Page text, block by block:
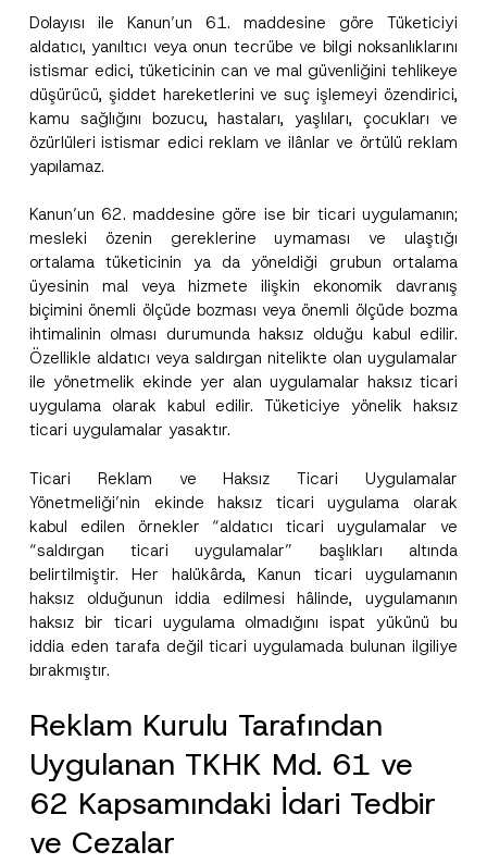
Dolayısı ile Kanun’un 61. maddesine göre Tüketiciyi
aldatıcı, yanıltıcı veya onun tecrübe ve bilgi noksanlıklarını
istismar edici, tüketicinin can ve mal güvenliğini tehlikeye
düşürücü, şiddet hareketlerini ve suç işlemeyi özendirici,
kamu sağlığını bozucu, hastaları, yaşlıları, çocukları ve
özürlüleri istismar edici reklam ve ilânlar ve örtülü reklam
yapılamaz.
Kanun’un 62. maddesine göre ise bir ticari uygulamanın;
mesleki özenin gereklerine uymaması ve ulaştığı
ortalama tüketicinin ya da yöneldiği grubun ortalama
üyesinin mal veya hizmete ilişkin ekonomik davranış
biçimini önemli ölçüde bozması veya önemli ölçüde bozma
ihtimalinin olması durumunda haksız olduğu kabul edilir.
Özellikle aldatıcı veya saldırgan nitelikte olan uygulamalar
ile yönetmelik ekinde yer alan uygulamalar haksız ticari
uygulama olarak kabul edilir. Tüketiciye yönelik haksız
ticari uygulamalar yasaktır.
Ticari Reklam ve Haksız Ticari Uygulamalar
Yönetmeliği’nin ekinde haksız ticari uygulama olarak
kabul edilen örnekler “aldatıcı ticari uygulamalar ve
“saldırgan ticari uygulamalar” başlıkları altında
belirtilmiştir. Her halükârda, Kanun ticari uygulamanın
haksız olduğunun iddia edilmesi hâlinde, uygulamanın
haksız bir ticari uygulama olmadığını ispat yükünü bu
iddia eden tarafa değil ticari uygulamada bulunan ilgiliye
bırakmıştır.
Reklam Kurulu Tarafından
Uygulanan TKHK Md. 61 ve
62 Kapsamındaki İdari Tedbir
ve Cezalar
Soyad*
Firma
A
d
u
m
r
a
s
o
n
E-Posta Adresi*